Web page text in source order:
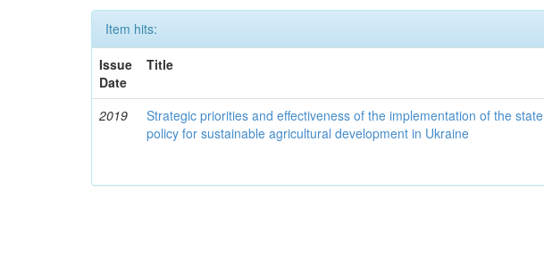
Item hits:
Issue
Date
Title
2019
Strategic priorities and effectiveness of the implementation of the state
policy for sustainable agricultural development in Ukraine